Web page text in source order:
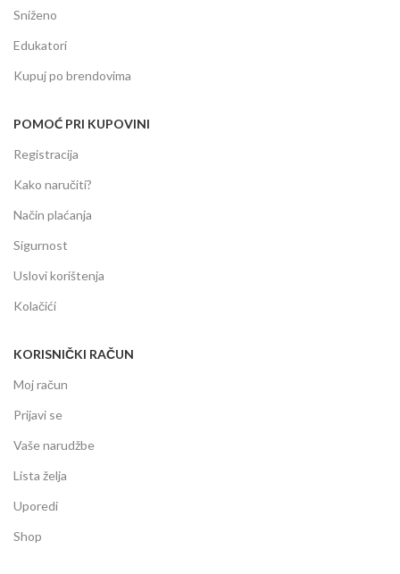
Sniženo
Edukatori
Kupuj po brendovima
POMOĆ PRI KUPOVINI
Registracija
Kako naručiti?
Način plaćanja
Sigurnost
Uslovi korištenja
Kolačići
KORISNIČKI RAČUN
Moj račun
Prijavi se
Vaše narudžbe
Lista želja
Uporedi
Shop